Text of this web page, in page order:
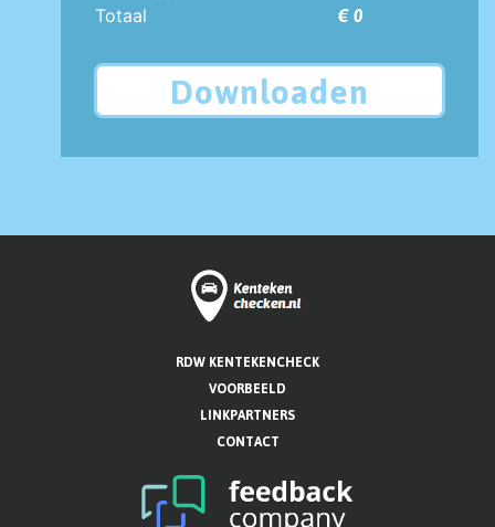
Totaal
€ 0
Downloaden
RDW KENTEKENCHECK
VOORBEELD
LINKPARTNERS
CONTACT